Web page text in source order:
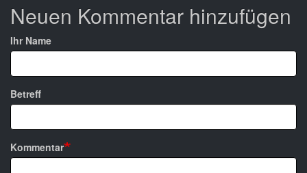
Neuen Kommentar hinzufügen
Ihr Name
Betreff
Kommentar